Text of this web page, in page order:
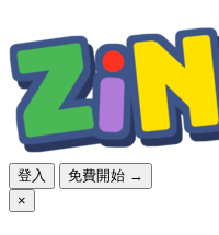
登入
免費開始 →
×